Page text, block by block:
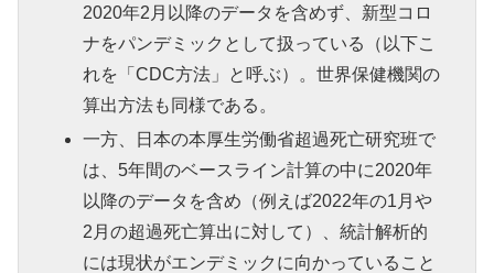
2020年2月以降のデータを含めず、新型コロ
ナをパンデミックとして扱っている（以下こ
れを「CDC方法」と呼ぶ）。世界保健機関の
算出方法も同様である。
一方、日本の本厚生労働省超過死亡研究班で
は、5年間のベースライン計算の中に2020年
以降のデータを含め（例えば2022年の1月や
2月の超過死亡算出に対して）、統計解析的
には現状がエンデミックに向かっていること